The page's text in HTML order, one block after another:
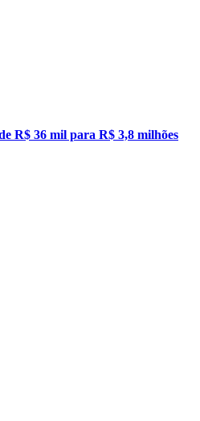
R$ 36 mil para R$ 3,8 milhões